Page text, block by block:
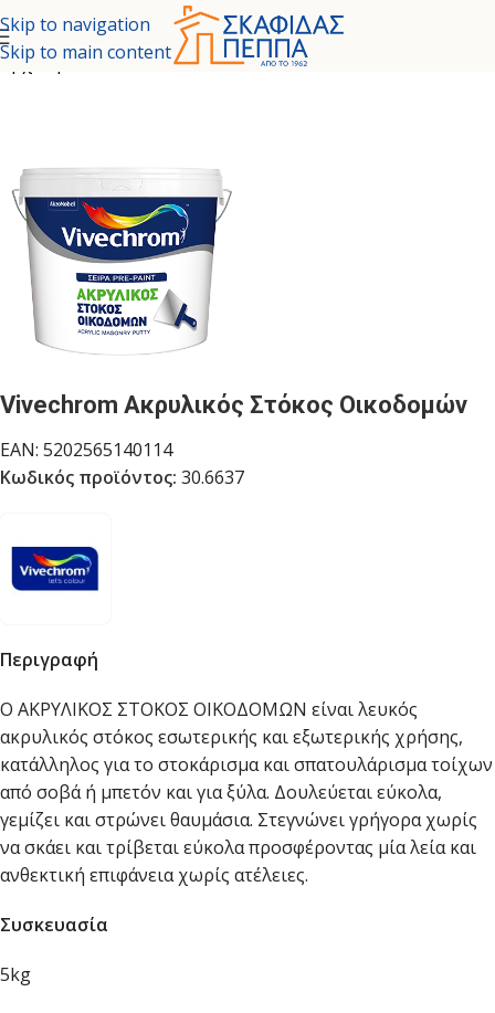
Skip to navigation
Skip to main content
Αρχική σελίδα/ΧΡΩΜΑΤΑ - ΕΙΔΙΚΕΣ ΒΑΦΕΣ
Vivechrom Ακρυλικός Στόκος Οικοδομών
EAN: 5202565140114
Κωδικός προϊόντος: 30.6637
Περιγραφή
Ο ΑΚΡΥΛΙΚΟΣ ΣΤΟΚΟΣ ΟΙΚΟΔΟΜΩΝ είναι λευκός
ακρυλικός στόκος εσωτερικής και εξωτερικής χρήσης,
κατάλληλος για το στοκάρισμα και σπατουλάρισμα τοίχων
από σοβά ή μπετόν και για ξύλα. Δουλεύεται εύκολα,
γεμίζει και στρώνει θαυμάσια. Στεγνώνει γρήγορα χωρίς
να σκάει και τρίβεται εύκολα προσφέροντας μία λεία και
ανθεκτική επιφάνεια χωρίς ατέλειες.
Συσκευασία
5kg